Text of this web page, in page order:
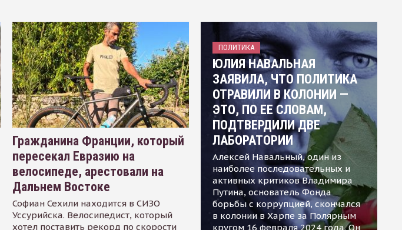
Гражданина Франции, который
пересекал Евразию на
велосипеде, арестовали на
Дальнем Востоке
Софиан Сехили находится в СИЗО
Уссурийска. Велосипедист, который
хотел поставить рекорд по скорости
ПОЛИТИКА
ЮЛИЯ НАВАЛЬНАЯ
ЗАЯВИЛА, ЧТО ПОЛИТИКА
ОТРАВИЛИ В КОЛОНИИ —
ЭТО, ПО ЕЕ СЛОВАМ,
ПОДТВЕРДИЛИ ДВЕ
ЛАБОРАТОРИИ
Алексей Навальный, один из
наиболее последовательных и
активных критиков Владимира
Путина, основатель Фонда
борьбы с коррупцией, скончался
в колонии в Харпе за Полярным
кругом 16 февраля 2024 года. Он